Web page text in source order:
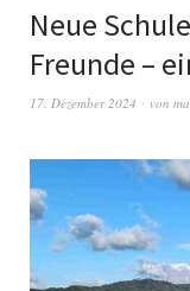
Neue
Freunde –
17. Dezember 2024 von